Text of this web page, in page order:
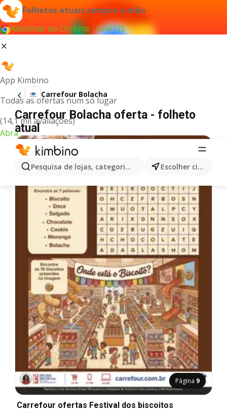
Folhetos atuais sempre à mão
Adicionar ao Chrome - GRÁTIS
App Kimbino
Todas as ofertas num só lugar
(14,1 mil avaliações)
Abra
Pesquisa de lojas, categorias,produtos... Escolher cidade
Carrefour Bolacha
Carrefour Bolacha oferta - folheto
atual
Página 9
Carrefour ofertas Festival dos biscoitos